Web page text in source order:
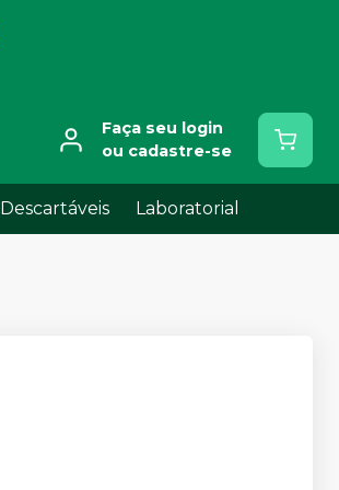
Faça seu login
ou cadastre-se
Descartáveis Laboratorial